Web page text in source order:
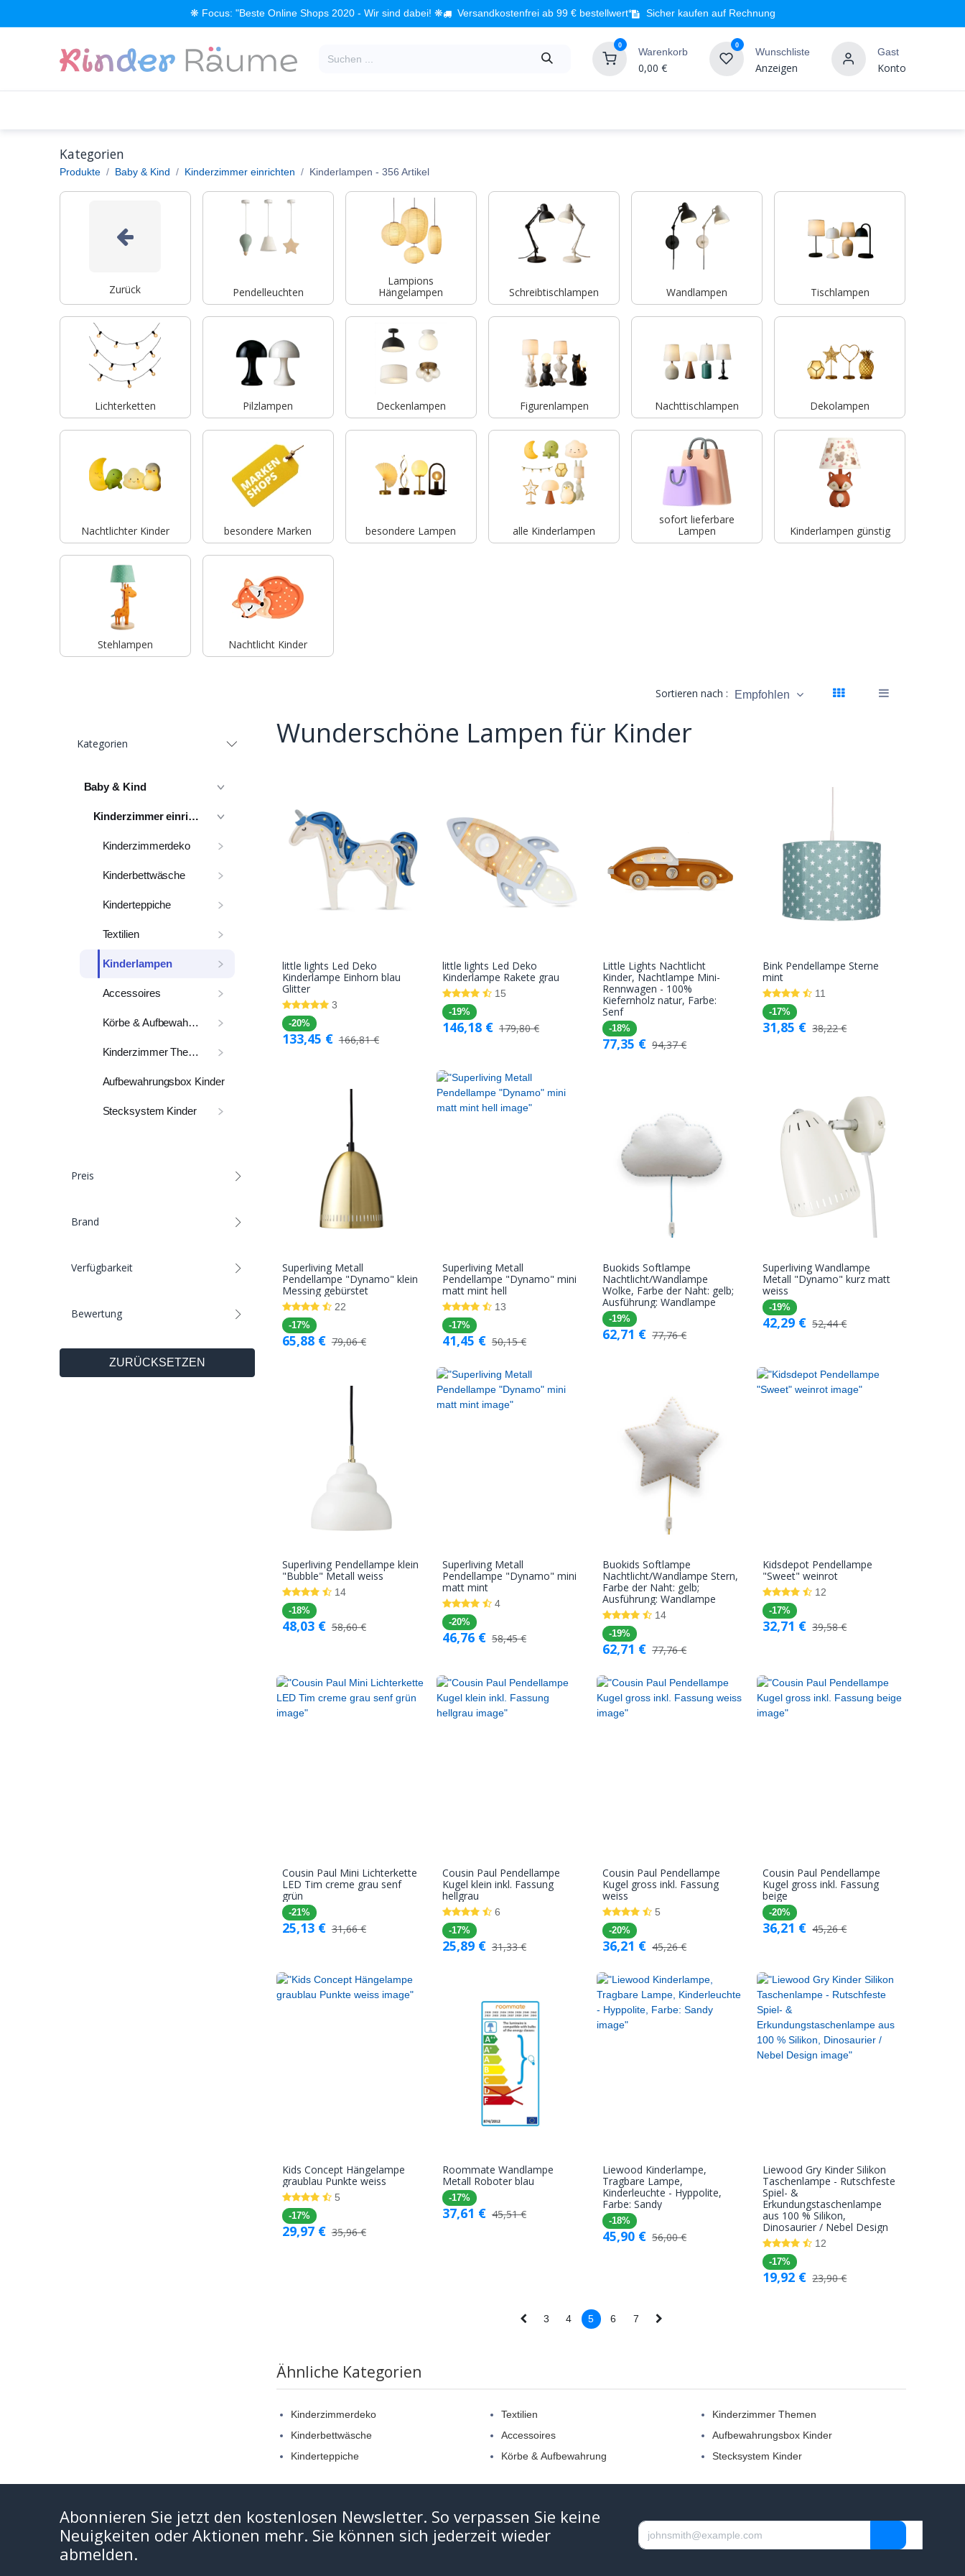
❋ Focus: "Beste Online Shops 2020 - Wir sind dabei! ❋ Versandkostenfrei ab 99 € bestellwert* Sicher kaufen auf Rechnung
0
Warenkorb
0,00 €
0
Wunschliste
Anzeigen
Gast
Konto
Kategorien
Produkte Baby & Kind Kinderzimmer einrichten Kinderlampen - 356 Artikel
Zurück Pendelleuchten
Lampions
Hängelampen
Schreibtischlampen Wandlampen Tischlampen
Lichterketten Pilzlampen Deckenlampen Figurenlampen Nachttischlampen Dekolampen
Nachtlichter Kinder besondere Marken besondere Lampen alle Kinderlampen
sofort lieferbare
Lampen
Kinderlampen günstig
Stehlampen Nachtlicht Kinder
Sortieren nach : Empfohlen
Kategorien
Baby & Kind
Kinderzimmer einrichten
Kinderzimmerdeko
Kinderbettwäsche
Kinderteppiche
Textilien
Kinderlampen
Accessoires
Körbe & Aufbewahrung
Kinderzimmer Themen
Aufbewahrungsbox Kinder
Stecksystem Kinder
Preis
Brand
Verfügbarkeit
Bewertung
ZURÜCKSETZEN
Wunderschöne Lampen für Kinder
In den
little lights Led Deko
Kinderlampe Einhorn blau
Glitter
3
-20%
133,45 € 166,81€
In den
Warenkorb
little lights Led Deko
Kinderlampe Rakete grau
15
-19%
146,18€ 179,80€
In den
Warenkorb
Little Lights Nachtlicht
Kinder, Nachtlampe Mini-
Rennwagen - 100%
Kiefernholz natur, Farbe:
Senf
-18%
77,35 € 94,37€
In den
Warenkorb
Bink Pendellampe Sterne
mint
11
-17%
31,85 € 38,22€
In den
Warenkorb
Superliving Metall
Pendellampe "Dynamo" klein
Messing gebürstet
22
-17%
65,88€ 79,06€
In den
Warenkorb
Superliving Metall
Pendellampe "Dynamo" mini
matt mint hell
13
-17%
41,45 € 50,15€
In den
Warenkorb
Buokids Softlampe
Nachtlicht/Wandlampe
Wolke, Farbe der Naht: gelb;
Ausführung: Wandlampe
-19%
62,71 € 77,76€
In den
Superliving Wandlampe
Metall "Dynamo" kurz matt
weiss
-19%
42,29 € 52,44€
In den
Warenkorb
Superliving Pendellampe klein
"Bubble" Metall weiss
14
-18%
48,03€ 58,60€
In den
Warenkorb
Superliving Metall
Pendellampe "Dynamo" mini
matt mint
4
-20%
46,76€ 58,45€
In den
Warenkorb
Buokids Softlampe
Nachtlicht/Wandlampe Stern,
Farbe der Naht: gelb;
Ausführung: Wandlampe
14
-19%
62,71 € 77,76€
In den
Warenkorb
Kidsdepot Pendellampe
"Sweet" weinrot
12
-17%
32,71 € 39,58€
In den
Cousin Paul Mini Lichterkette
LED Tim creme grau senf
grün
-21%
25,13€ 31,66€
In den
Cousin Paul Pendellampe
Kugel klein inkl. Fassung
hellgrau
6
-17%
25,89€ 31,33€
In den
Cousin Paul Pendellampe
Kugel gross inkl. Fassung
weiss
5
-20%
36,21 € 45,26€
In den
Cousin Paul Pendellampe
Kugel gross inkl. Fassung
beige
-20%
36,21 € 45,26€
In den
Warenkorb
Kids Concept Hängelampe
graublau Punkte weiss
5
-17%
29,97€ 35,96€
In den
Roommate Wandlampe
Metall Roboter blau
-17%
37,61 € 45,51€
In den
Warenkorb
Liewood Kinderlampe,
Tragbare Lampe,
Kinderleuchte - Hyppolite,
Farbe: Sandy
-18%
45,90 € 56,00€
In den
Liewood Gry Kinder Silikon
Taschenlampe - Rutschfeste
Spiel- &
Erkundungstaschenlampe
aus 100 % Silikon,
Dinosaurier / Nebel Design
12
-17%
19,92 € 23,90€
3 4 5 6 7
Ähnliche Kategorien
Kinderzimmerdeko
Kinderbettwäsche
Kinderteppiche
Textilien
Accessoires
Körbe & Aufbewahrung
Kinderzimmer Themen
Aufbewahrungsbox Kinder
Stecksystem Kinder
Abonnieren Sie jetzt den kostenlosen Newsletter. So verpassen Sie keine
Neuigkeiten oder Aktionen mehr. Sie können sich jederzeit wieder
abmelden.